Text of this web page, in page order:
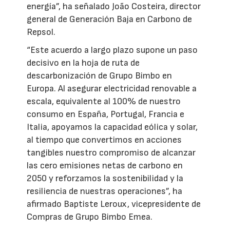
energía”, ha señalado João Costeira, director
general de Generación Baja en Carbono de
Repsol.
“Este acuerdo a largo plazo supone un paso
decisivo en la hoja de ruta de
descarbonización de Grupo Bimbo en
Europa. Al asegurar electricidad renovable a
escala, equivalente al 100% de nuestro
consumo en España, Portugal, Francia e
Italia, apoyamos la capacidad eólica y solar,
al tiempo que convertimos en acciones
tangibles nuestro compromiso de alcanzar
las cero emisiones netas de carbono en
2050 y reforzamos la sostenibilidad y la
resiliencia de nuestras operaciones”, ha
afirmado Baptiste Leroux, vicepresidente de
Compras de Grupo Bimbo Emea.